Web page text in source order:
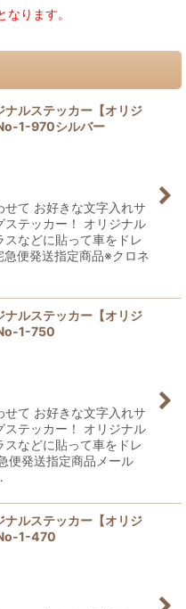
ります。
ナルステッカー【オリジ
1-970シルバー
せて お好きな文字入れサ
ステッカー！ オリジナル
スなどに貼って車をドレ
便発送指定商品※クロネ
ナルステッカー【オリジ
1-750
せて お好きな文字入れサ
ステッカー！ オリジナル
スなどに貼って車をドレ
便発送指定商品メール
ナルステッカー【オリジ
1-470